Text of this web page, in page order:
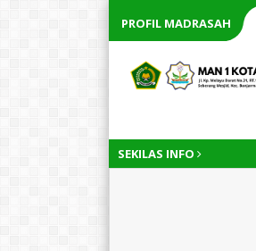
PROFIL MADRASAH
SEKILAS INFO